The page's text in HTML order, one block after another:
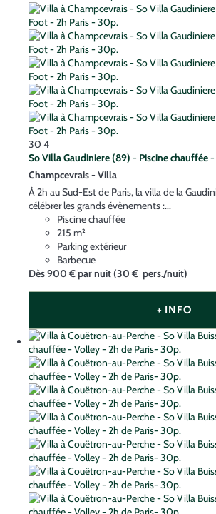
30 4
So Villa Gaudiniere (89) - Piscine chauffée
Champcevrais - Villa
À 2h au Sud-Est de Paris, la villa de la
célébrer les grands évènements :...
Piscine chauffée
215 m²
Parking extérieur
Barbecue
Dès900 €par nuit(30 € pers./nuit)
+ INFO